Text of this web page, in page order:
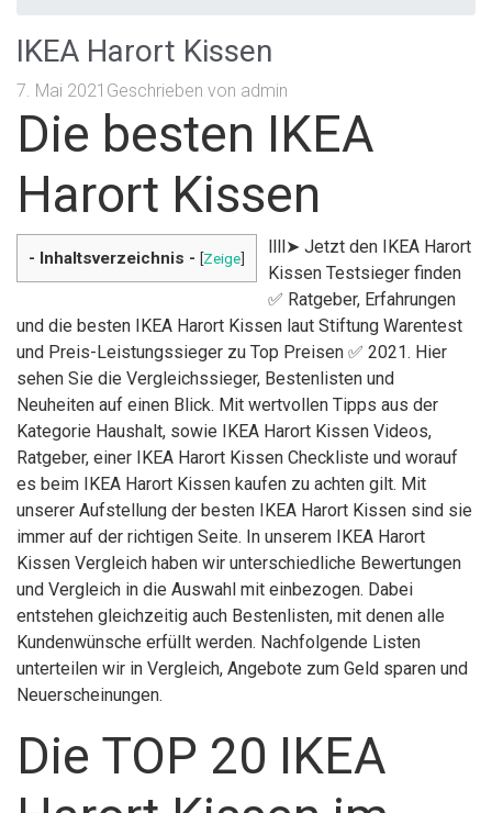
IKEA Harort Kissen
7. Mai 2021 Geschrieben von admin
Die besten IKEA
Harort Kissen
- Inhaltsverzeichnis - [Zeige]
llll➤ Jetzt den IKEA Harort
Kissen Testsieger finden
✅ Ratgeber, Erfahrungen
und die besten IKEA Harort Kissen laut Stiftung Warentest
und Preis-Leistungssieger zu Top Preisen ✅ 2021. Hier
sehen Sie die Vergleichssieger, Bestenlisten und
Neuheiten auf einen Blick. Mit wertvollen Tipps aus der
Kategorie Haushalt, sowie IKEA Harort Kissen Videos,
Ratgeber, einer IKEA Harort Kissen Checkliste und worauf
es beim IKEA Harort Kissen kaufen zu achten gilt. Mit
unserer Aufstellung der besten IKEA Harort Kissen sind sie
immer auf der richtigen Seite. In unserem IKEA Harort
Kissen Vergleich haben wir unterschiedliche Bewertungen
und Vergleich in die Auswahl mit einbezogen. Dabei
entstehen gleichzeitig auch Bestenlisten, mit denen alle
Kundenwünsche erfüllt werden. Nachfolgende Listen
unterteilen wir in Vergleich, Angebote zum Geld sparen und
Neuerscheinungen.
Die TOP 20 IKEA